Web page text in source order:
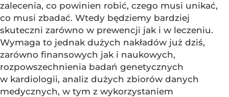
zalecenia, co powinien robić, czego musi unikać,
co musi zbadać. Wtedy będziemy bardziej
skuteczni zarówno w prewencji jak i w leczeniu.
Wymaga to jednak dużych nakładów już dziś,
zarówno finansowych jak i naukowych,
rozpowszechnienia badań genetycznych
w kardiologii, analiz dużych zbiorów danych
medycznych, w tym z wykorzystaniem